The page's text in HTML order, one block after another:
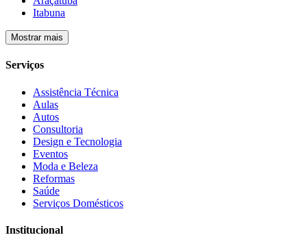
Itabuna
Mostrar mais
Serviços
Assistência Técnica
Aulas
Autos
Consultoria
Design e Tecnologia
Eventos
Moda e Beleza
Reformas
Saúde
Serviços Domésticos
Institucional